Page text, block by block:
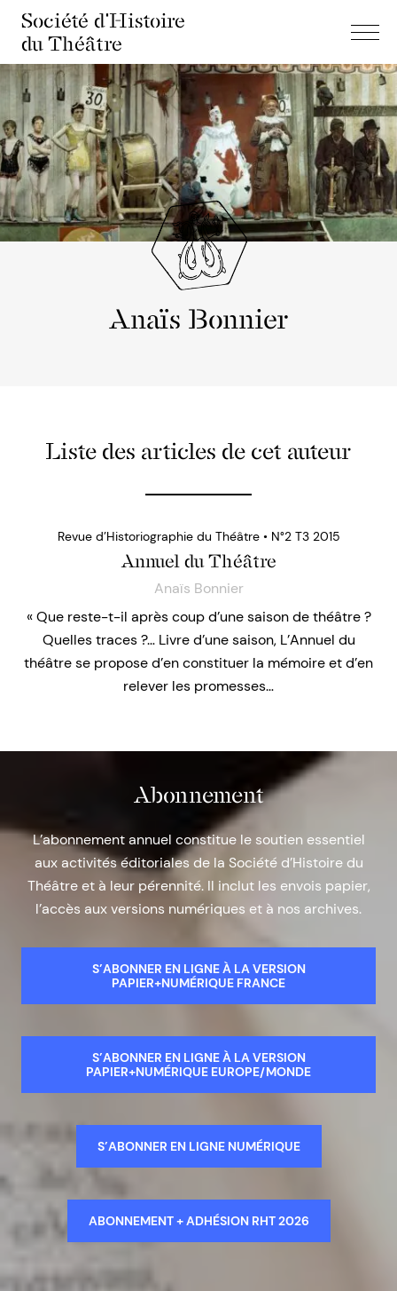
Société d'Histoire
du Théâtre
Anaïs Bonnier
Liste des articles de cet auteur
Revue d’Historiographie du Théâtre • N°2 T3 2015
Annuel du Théâtre
Anaïs Bonnier
« Que reste-t-il après coup d’une saison de théâtre ?
Quelles traces ?… Livre d’une saison, L’Annuel du
théâtre se propose d’en constituer la mémoire et d’en
relever les promesses…
Abonnement
L’abonnement annuel constitue le soutien essentiel
aux activités éditoriales de la Société d’Histoire du
Théâtre et à leur pérennité. Il inclut les envois papier,
l’accès aux versions numériques et à nos archives.
S’ABONNER EN LIGNE À LA VERSION
PAPIER+NUMÉRIQUE FRANCE
S’ABONNER EN LIGNE À LA VERSION
PAPIER+NUMÉRIQUE EUROPE/MONDE
S’ABONNER EN LIGNE NUMÉRIQUE
ABONNEMENT + ADHÉSION RHT 2026